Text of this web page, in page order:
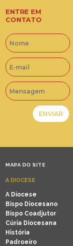
ENTRE EM
CONTATO
MAPA DO SITE
A DIOCESE
A Diocese
Bispo Diocesano
Bispo Coadjutor
Cúria Diocesana
História
Padroeiro